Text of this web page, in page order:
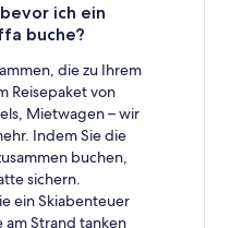
ich ein
buche?
die zu Ihrem
Reisepaket von
Mietwagen – wir
Indem Sie die
buchen,
sichern.
ein Skiabenteuer
am Strand tanken